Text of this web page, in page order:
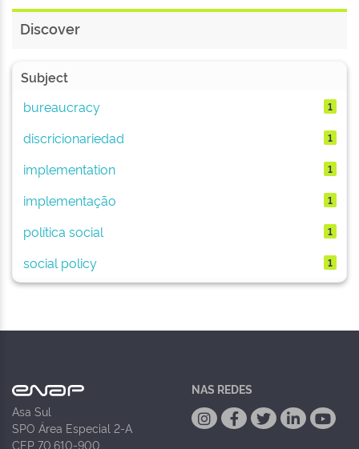
Discover
Subject
bureaucracy
1
discricionariedad 1
implementation 1
implementação 1
política social 1
social policy 1
Asa Sul
SPO Área Especial 2-A
CEP 70.610-900
NAS REDES